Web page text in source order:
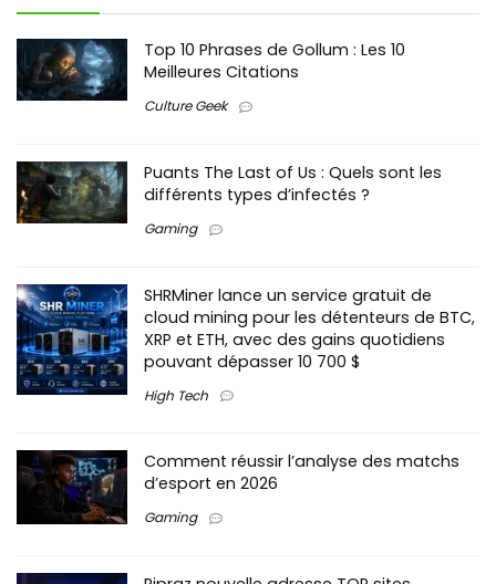
Top 10 Phrases de Gollum : Les 10
Meilleures Citations
Culture Geek
Puants The Last of Us : Quels sont les
différents types d’infectés ?
Gaming
SHRMiner lance un service gratuit de
cloud mining pour les détenteurs de BTC,
XRP et ETH, avec des gains quotidiens
pouvant dépasser 10 700 $
High Tech
Comment réussir l’analyse des matchs
d’esport en 2026
Gaming